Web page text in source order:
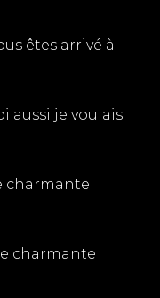
êtes arrivé à
aussi je voulais
charmante
charmante